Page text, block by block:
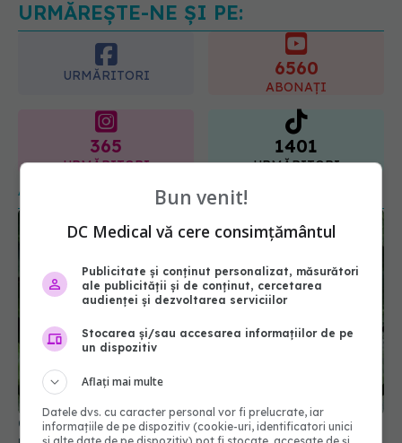
07.08.2026, 21:29
URMĂRITORI
365 1401
ARTICOLE SIMILARE
Centella asiatica (gotu kola): ce poate face
pentru piele și circulație și la ce să ai grijă
20 feb 2026, 16:21
Bun venit!
DC Medical vă cere consimțământul
Publicitate și conținut personalizat, măsurători
ale publicității și de conținut, cercetarea
audienței și dezvoltarea serviciilor
Stocarea și/sau accesarea informațiilor de pe
un dispozitiv
Aflați mai multe
Datele dvs. cu caracter personal vor fi prelucrate, iar
informațiile de pe dispozitiv (cookie-uri, identificatori unici